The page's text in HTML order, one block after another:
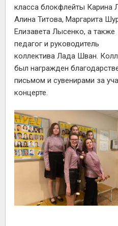
класса блокфлейты Карина
Алина Титова, Маргарита
Елизавета Лысенко, а также
педагог и руководитель
коллектива Лада Шван.
был награжден
письмом и сувенирами за
концерте.